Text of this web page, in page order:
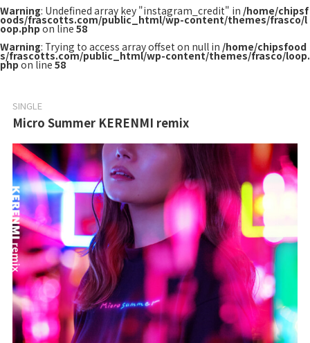
Warning: Undefined array key "instagram_credit" in /home/chipsf
oods/frascotts.com/public_html/wp-content/themes/frasco/l
oop.php on line 58
Warning: Trying to access array offset on null in /home/chipsfood
s/frascotts.com/public_html/wp-content/themes/frasco/loop.
php on line 58
SINGLE
Micro Summer KERENMI remix